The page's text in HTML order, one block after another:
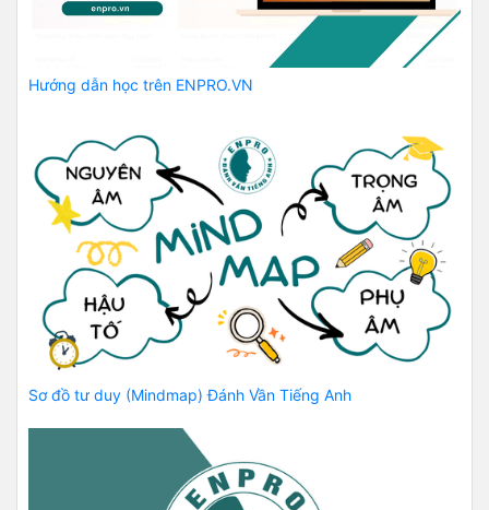
Hướng dẫn học trên ENPRO.VN
Sơ đồ tư duy (Mindmap) Đánh Vần Tiếng Anh